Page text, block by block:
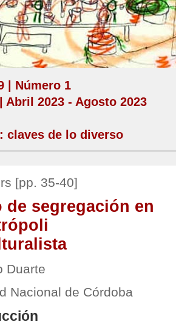
| Número 1
Abril 2023 - Agosto 2023
claves de lo diverso
[pp. 35-40]
de segregación en
Duarte
Nacional de Córdoba